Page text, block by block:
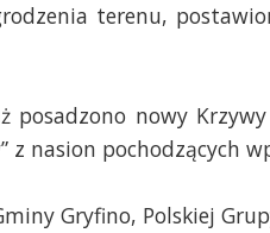
terenu,
nowy
z nasion pochodzących
Gryfino, Polskiej